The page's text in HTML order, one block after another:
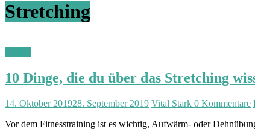
G
d
h
i
Stretching
10 Dinge, die du über das Stretching
14. Oktober 201928. September 2019 Vital Stark 0 Kommentare
Vor dem Fitnesstraining ist es wichtig, Aufwärm- oder